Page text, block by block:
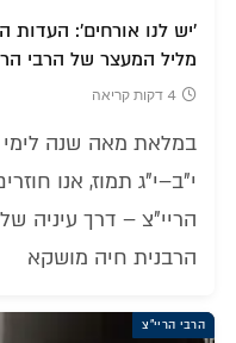
'יש לנו אורחים':
מליל המעצר של הרבי
4 דקות קריאה
במלאת מאה שנה לימי
י"ב–י"ג תמוז, אנו
הריי"צ – דרך עיניה
הרבנית חיה מושקא
הרבי הריי"צ